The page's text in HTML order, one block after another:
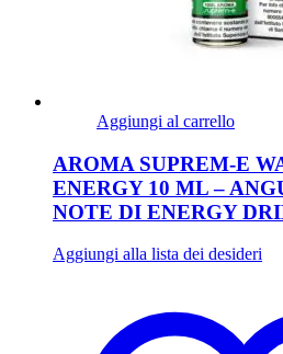
Aggiungi al carrello
AROMA SUPREM-E
ENERGY 10 ML –
NOTE DI ENERGY
Aggiungi alla lista dei desideri